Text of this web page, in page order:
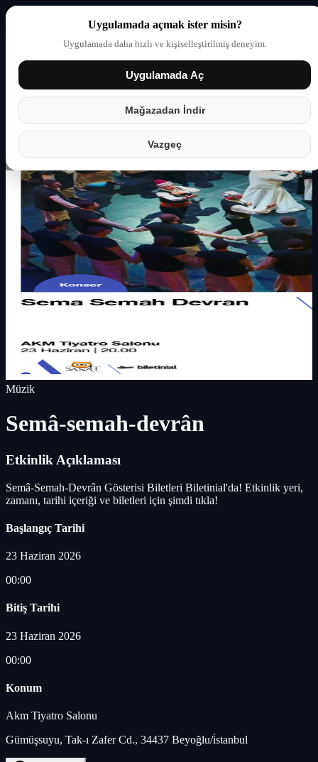
Uygulamada açmak ister misin?
Uygulamada daha hızlı ve kişiselleştirilmiş deneyim.
Uygulamada Aç
Mağazadan İndir
Vazgeç
Giriş yap Partner
Müzik
Semâ-semah-devrân
Etkinlik Açıklaması
Semâ-Semah-Devrân Gösterisi Biletleri Biletinial'da! Etkinlik yeri,
zamanı, tarihi içeriği ve biletleri için şimdi tıkla!
Başlangıç Tarihi
23 Haziran 2026
00:00
Bitiş Tarihi
23 Haziran 2026
00:00
Konum
Akm Tiyatro Salonu
Gümüşsuyu, Tak-ı Zafer Cd., 34437 Beyoğlu/i̇stanbul